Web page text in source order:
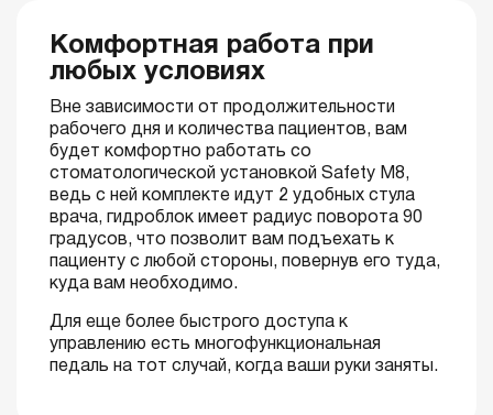
Комфортная работа при
любых условиях
Вне зависимости от продолжительности
рабочего дня и количества пациентов, вам
будет комфортно работать со
стоматологической установкой Safety M8,
ведь с ней комплекте идут 2 удобных стула
врача, гидроблок имеет радиус поворота 90
градусов, что позволит вам подъехать к
пациенту с любой стороны, повернув его туда,
куда вам необходимо.
Для еще более быстрого доступа к
управлению есть многофункциональная
педаль на тот случай, когда ваши руки заняты.